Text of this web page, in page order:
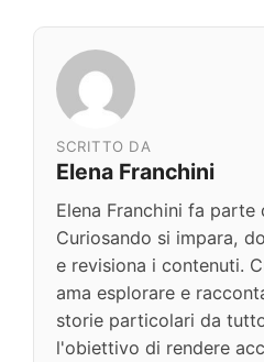
SCRITTO DA
Elena Franchini
Elena Franchini fa parte
Curiosando si impara,
e revisiona i contenuti.
ama esplorare e
storie particolari da
l'obiettivo di rendere